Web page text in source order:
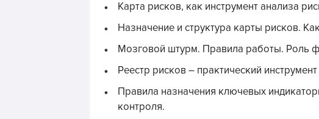
Карта рисков, как инструмент анализа
Назначение и структура карты рисков.
Мозговой штурм. Правила работы. Роль
Реестр рисков – практический
Правила назначения ключевых
контроля.